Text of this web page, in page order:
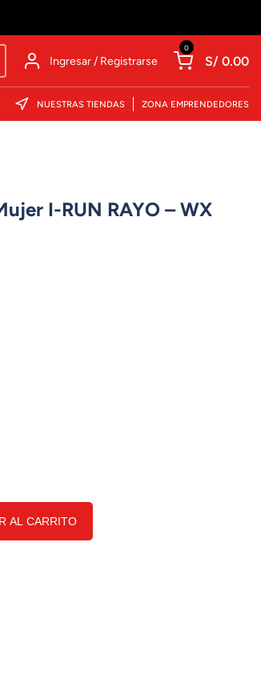
Ingresar / Registrarse
0
S/ 0.00
NUESTRAS TIENDAS ZONA EMPRENDEDORES
I-RUN RAYO – WX
AL CARRITO